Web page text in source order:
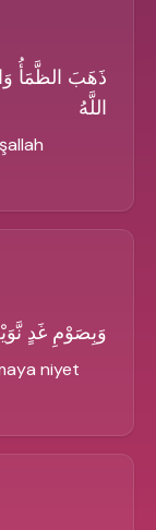
ذَهَبَ الظَّمَأُ
اللَّهُ
وَبِصَوْمِ غَدٍ
niyet